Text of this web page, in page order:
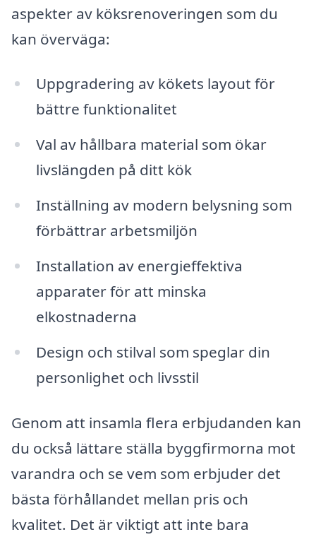
aspekter av köksrenoveringen som du
kan överväga:
Uppgradering av kökets layout för
bättre funktionalitet
Val av hållbara material som ökar
livslängden på ditt kök
Inställning av modern belysning som
förbättrar arbetsmiljön
Installation av energieffektiva
apparater för att minska
elkostnaderna
Design och stilval som speglar din
personlighet och livsstil
Genom att insamla flera erbjudanden kan
du också lättare ställa byggfirmorna mot
varandra och se vem som erbjuder det
bästa förhållandet mellan pris och
kvalitet. Det är viktigt att inte bara